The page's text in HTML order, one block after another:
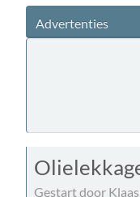
Advertenties
Gestart door